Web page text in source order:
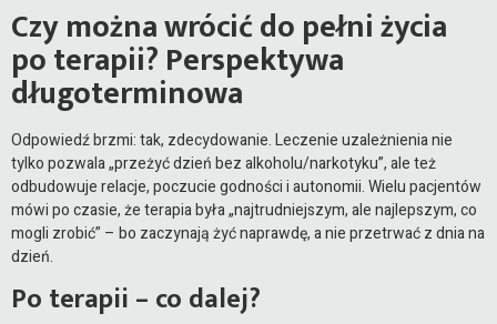
Czy można wrócić do pełni życia
po terapii? Perspektywa
długoterminowa
Odpowiedź brzmi: tak, zdecydowanie. Leczenie uzależnienia nie
tylko pozwala „przeżyć dzień bez alkoholu/narkotyku”, ale też
odbudowuje relacje, poczucie godności i autonomii. Wielu pacjentów
mówi po czasie, że terapia była „najtrudniejszym, ale najlepszym, co
mogli zrobić” – bo zaczynają żyć naprawdę, a nie przetrwać z dnia na
dzień.
Po terapii – co dalej?